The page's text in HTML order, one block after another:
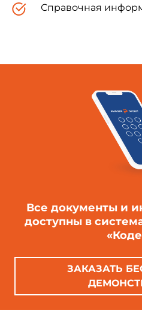
Справочная
Все документы и
доступны в
ЗАКАЗАТЬ